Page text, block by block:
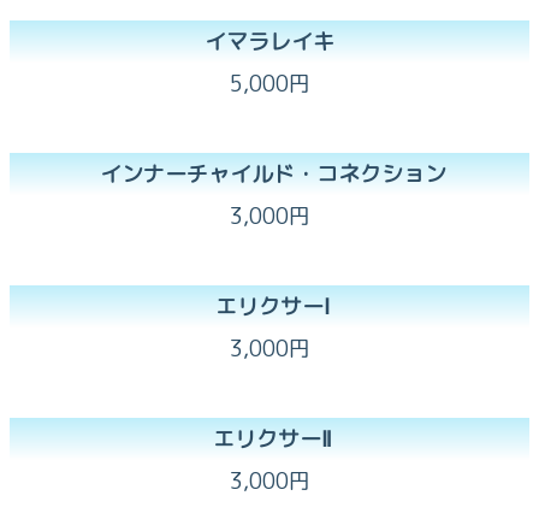
イマラレイキ
5,000円
インナーチャイルド・コネクション
3,000円
エリクサーⅠ
3,000円
エリクサーⅡ
3,000円